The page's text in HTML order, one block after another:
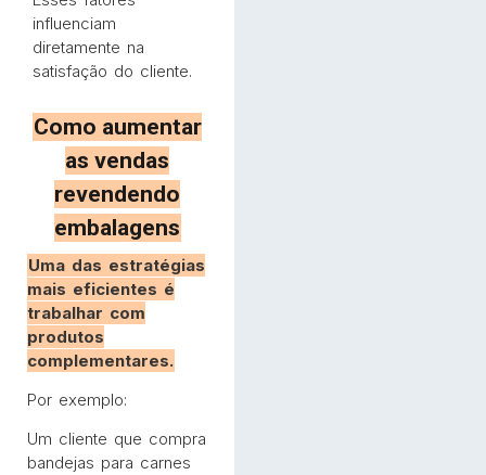
influenciam
diretamente na
satisfação do cliente.
Como aumentar
as vendas
revendendo
embalagens
Uma das estratégias
mais eficientes é
trabalhar com
produtos
complementares.
Por exemplo:
Um cliente que compra
bandejas para carnes